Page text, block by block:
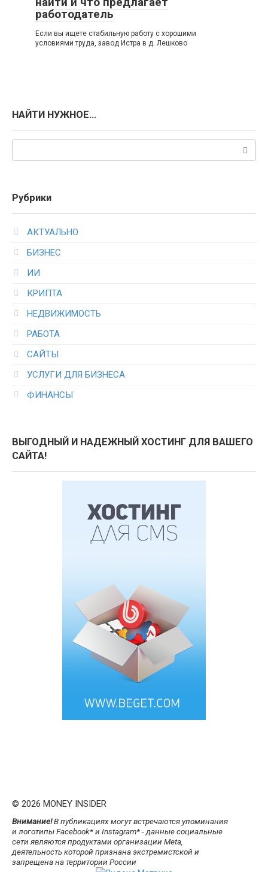
работодатель
Если вы ищете стабильную работу с хорошими
условиями труда, завод Истра в д. Лешково
НАЙТИ НУЖНОЕ…
Рубрики
АКТУАЛЬНО
БИЗНЕС
ИИ
КРИПТА
НЕДВИЖИМОСТЬ
РАБОТА
САЙТЫ
УСЛУГИ ДЛЯ БИЗНЕСА
ФИНАНСЫ
ВЫГОДНЫЙ И НАДЕЖНЫЙ ХОСТИНГ ДЛЯ ВАШЕГО
САЙТА!
© 2026 MONEY INSIDER
Внимание!В публикациях могут встречаются упоминания
и логотипы Facebook* и Instagram* - данные социальные
сети являются продуктами организации Meta,
деятельность которой признана экстремистской и
запрещена на территории России